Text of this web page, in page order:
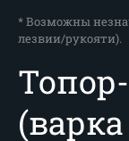
* Возможны
лезвии/рукояти).